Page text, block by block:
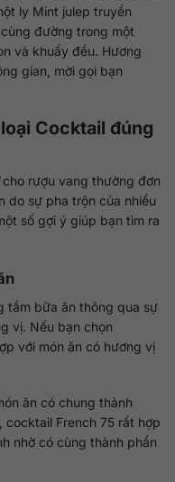
ly Mint julep truyền
đường trong một
và khuấy đều. Hương
gian, mời gọi bạn
Cocktail đúng
cho rượu vang thường đơn
do sự pha trộn của nhiều
số gợi ý giúp bạn tìm ra
tầm bữa ăn thông qua sự
vị. Nếu bạn chọn
với món ăn có hương vị
ăn có chung thành
French 75 rất hợp
nhờ có cùng thành phần